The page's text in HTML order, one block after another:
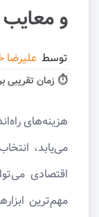
و معایب
توسط علیرضا
⏱ زمان تقریبی
هزینه‌های
می‌یابد،
اقتصادی
مهم‌ترین